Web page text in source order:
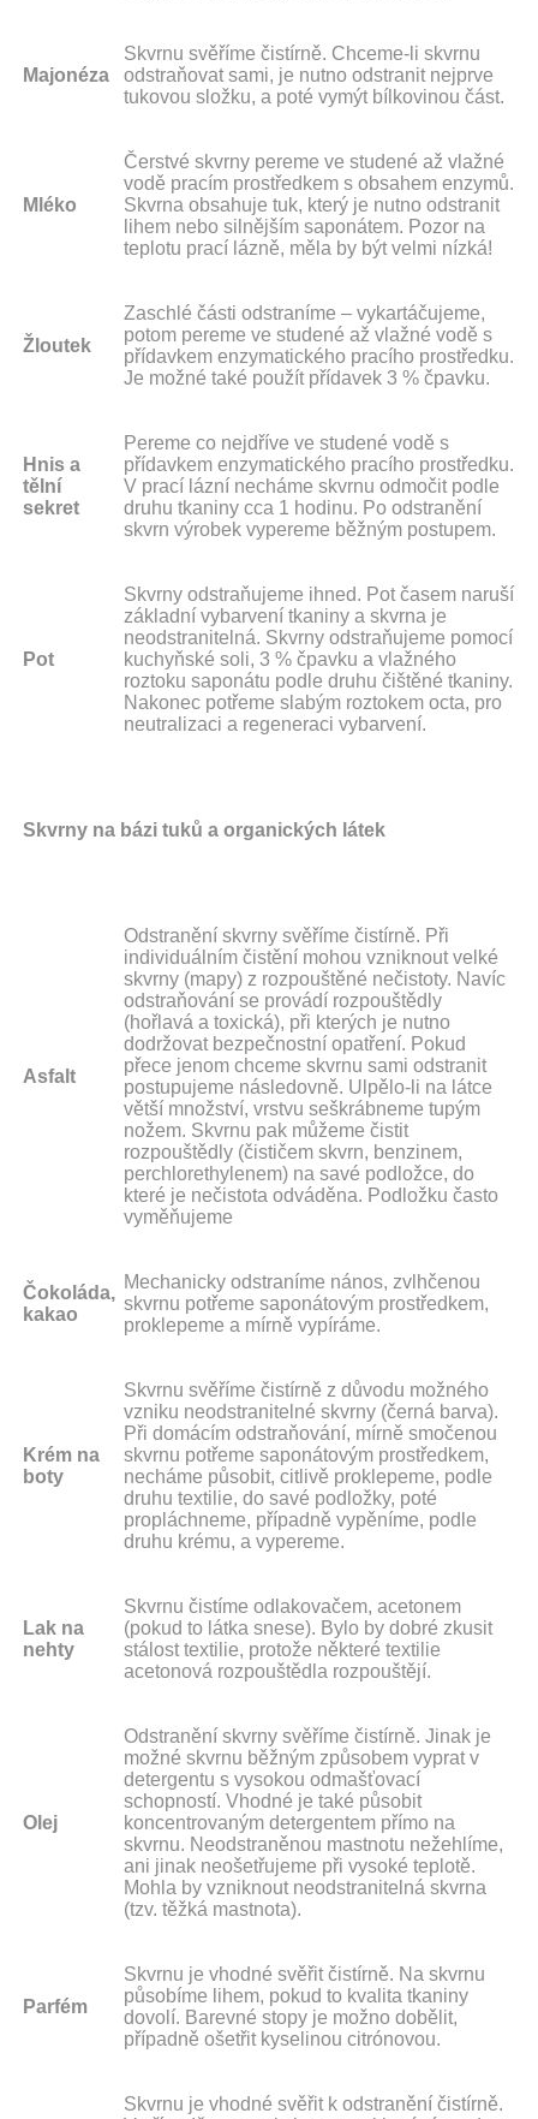
Majonéza
Skvrnu svěříme čistírně. Chceme-li skvrnu
odstraňovat sami, je nutno odstranit nejprve
tukovou složku, a poté vymýt bílkovinou část.
Mléko
Čerstvé skvrny pereme ve studené až vlažné
vodě pracím prostředkem s obsahem enzymů.
Skvrna obsahuje tuk, který je nutno odstranit
lihem nebo silnějším saponátem. Pozor na
teplotu prací lázně, měla by být velmi nízká!
Žloutek
Zaschlé části odstraníme – vykartáčujeme,
potom pereme ve studené až vlažné vodě s
přídavkem enzymatického pracího prostředku.
Je možné také použít přídavek 3 % čpavku.
Hnis a
tělní
sekret
Pereme co nejdříve ve studené vodě s
přídavkem enzymatického pracího prostředku.
V prací lázní necháme skvrnu odmočit podle
druhu tkaniny cca 1 hodinu. Po odstranění
skvrn výrobek vypereme běžným postupem.
Pot
Skvrny odstraňujeme ihned. Pot časem naruší
základní vybarvení tkaniny a skvrna je
neodstranitelná. Skvrny odstraňujeme pomocí
kuchyňské soli, 3 % čpavku a vlažného
roztoku saponátu podle druhu čištěné tkaniny.
Nakonec potřeme slabým roztokem octa, pro
neutralizaci a regeneraci vybarvení.
Skvrny na bázi tuků a organických látek
Asfalt
Odstranění skvrny svěříme čistírně. Při
individuálním čistění mohou vzniknout velké
skvrny (mapy) z rozpouštěné nečistoty. Navíc
odstraňování se provádí rozpouštědly
(hořlavá a toxická), při kterých je nutno
dodržovat bezpečnostní opatření. Pokud
přece jenom chceme skvrnu sami odstranit
postupujeme následovně. Ulpělo-li na látce
větší množství, vrstvu seškrábneme tupým
nožem. Skvrnu pak můžeme čistit
rozpouštědly (čističem skvrn, benzinem,
perchlorethylenem) na savé podložce, do
které je nečistota odváděna. Podložku často
vyměňujeme
Čokoláda,
kakao
Mechanicky odstraníme nános, zvlhčenou
skvrnu potřeme saponátovým prostředkem,
proklepeme a mírně vypíráme.
Krém na
boty
Skvrnu svěříme čistírně z důvodu možného
vzniku neodstranitelné skvrny (černá barva).
Při domácím odstraňování, mírně smočenou
skvrnu potřeme saponátovým prostředkem,
necháme působit, citlivě proklepeme, podle
druhu textilie, do savé podložky, poté
propláchneme, případně vypěníme, podle
druhu krému, a vypereme.
Lak na
nehty
Skvrnu čistíme odlakovačem, acetonem
(pokud to látka snese). Bylo by dobré zkusit
stálost textilie, protože některé textilie
acetonová rozpouštědla rozpouštějí.
Olej
Odstranění skvrny svěříme čistírně. Jinak je
možné skvrnu běžným způsobem vyprat v
detergentu s vysokou odmašťovací
schopností. Vhodné je také působit
koncentrovaným detergentem přímo na
skvrnu. Neodstraněnou mastnotu nežehlíme,
ani jinak neošetřujeme při vysoké teplotě.
Mohla by vzniknout neodstranitelná skvrna
(tzv. těžká mastnota).
Parfém
Skvrnu je vhodné svěřit čistírně. Na skvrnu
působíme lihem, pokud to kvalita tkaniny
dovolí. Barevné stopy je možno dobělit,
případně ošetřit kyselinou citrónovou.
Skvrnu je vhodné svěřit k odstranění čistírně.